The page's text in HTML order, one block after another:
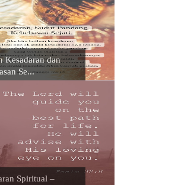
Kesadaran dan
Se...
Spiritual –